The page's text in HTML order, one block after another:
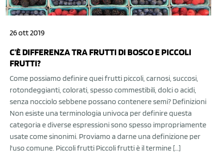
26 ott 2019
C'È DIFFERENZA TRA FRUTTI DI BOSCO E PICCOLI
FRUTTI?
Come possiamo definire quei frutti piccoli, carnosi, succosi,
rotondeggianti, colorati, spesso commestibili, dolci o acidi,
senza nocciolo sebbene possano contenere semi? Definizioni
Non esiste una terminologia univoca per definire questa
categoria e diverse espressioni sono spesso impropriamente
usate come sinonimi. Proviamo a darne una definizione per
l'uso comune. Piccoli frutti Piccoli frutti è il termine […]